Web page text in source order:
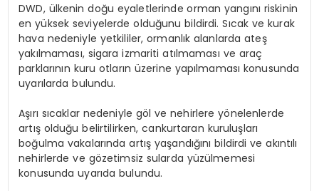
DWD, ülkenin doğu eyaletlerinde orman yangını riskinin
en yüksek seviyelerde olduğunu bildirdi. Sıcak ve kurak
hava nedeniyle yetkililer, ormanlık alanlarda ateş
yakılmaması, sigara izmariti atılmaması ve araç
parklarının kuru otların üzerine yapılmaması konusunda
uyarılarda bulundu.
Aşırı sıcaklar nedeniyle göl ve nehirlere yönelenlerde
artış olduğu belirtilirken, cankurtaran kuruluşları
boğulma vakalarında artış yaşandığını bildirdi ve akıntılı
nehirlerde ve gözetimsiz sularda yüzülmemesi
konusunda uyarıda bulundu.